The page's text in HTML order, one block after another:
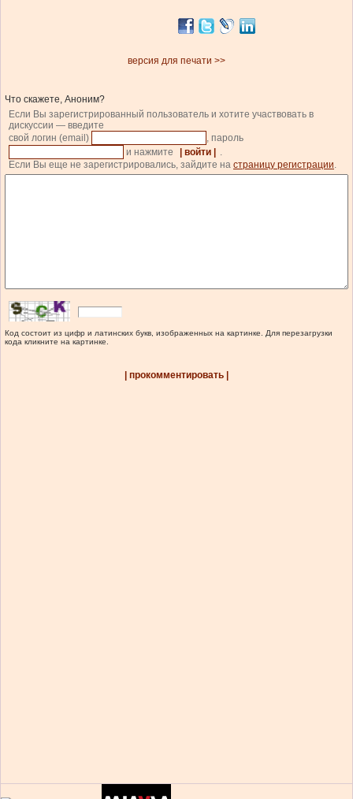
версия для печати >>
Что скажете, Аноним?
Если Вы зарегистрированный пользователь и хотите участвовать в
дискуссии — введите
свой логин (email)
, пароль
и нажмите
| войти |
.
Если Вы еще не зарегистрировались, зайдите на страницу регистрации.
Код состоит из цифр и латинских букв, изображенных на картинке. Для перезагрузки
кода кликните на картинке.
| прокомментировать |